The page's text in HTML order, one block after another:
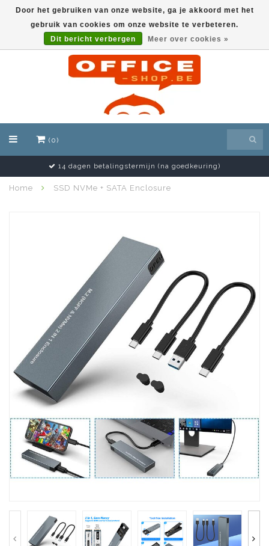
(0)
14 dagen betalingstermijn (na goedkeuring)
Home SSD NVMe + SATA Enclosure
Door het gebruiken van onze website, ga je akkoord met het
gebruik van cookies om onze website te verbeteren.
Dit bericht verbergen
Meer over cookies »